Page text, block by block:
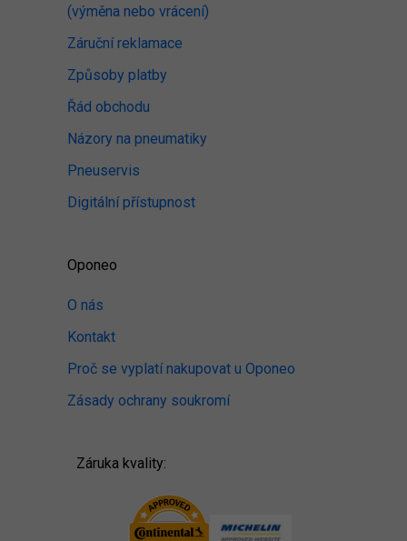
(výměna nebo vrácení)
Záruční reklamace
Způsoby platby
Řád obchodu
Názory na pneumatiky
Pneuservis
Digitální přístupnost
Oponeo
O nás
Kontakt
Proč se vyplatí nakupovat u Oponeo
Zásady ochrany soukromí
Záruka kvality: